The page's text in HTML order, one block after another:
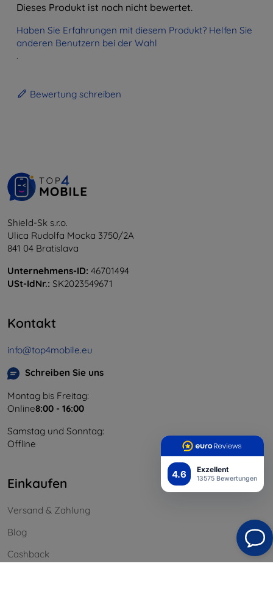
4.6 Exzellent
13575 Bewertungen
Dieses Produkt ist noch nicht bewertet.
Haben Sie Erfahrungen mit diesem Produkt? Helfen Sie
anderen Benutzern bei der Wahl
.
Bewertung schreiben
Shield-Sk s.r.o.
Ulica Rudolfa Mocka 3750/2A
841 04 Bratislava
Unternehmens-ID: 46701494
USt-IdNr.: SK2023549671
Kontakt
info@top4mobile.eu
Schreiben Sie uns
Montag bis Freitag:
Online8:00 - 16:00
Samstag und Sonntag:
Offline
Einkaufen
Versand & Zahlung
Blog
Cashback